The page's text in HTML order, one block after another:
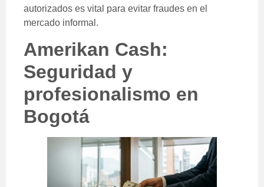
autorizados es vital para evitar fraudes en el
mercado informal.
Amerikan Cash:
Seguridad y
profesionalismo en
Bogotá